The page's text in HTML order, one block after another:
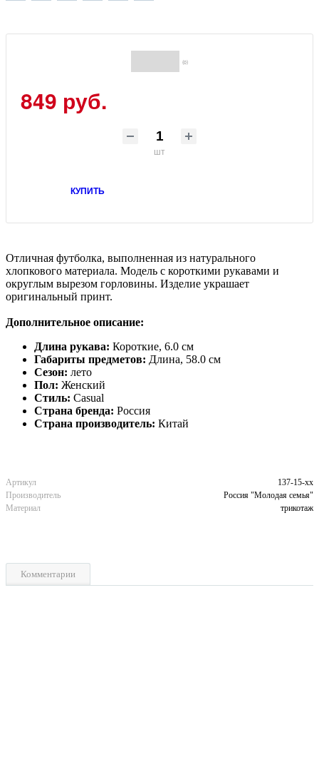
(0)
849 руб.
шт
КУПИТЬ
Отличная футболка, выполненная из натурального
хлопкового материала. Модель с короткими рукавами и
округлым вырезом горловины. Изделие украшает
оригинальный принт.
Дополнительное описание:
Длина рукава: Короткие, 6.0 см
Габариты предметов: Длина, 58.0 см
Сезон: лето
Пол: Женский
Стиль: Casual
Страна бренда: Россия
Страна производитель: Китай
Артикул
137-15-хх
Производитель
Россия "Молодая семья"
Материал
трикотаж
Комментарии